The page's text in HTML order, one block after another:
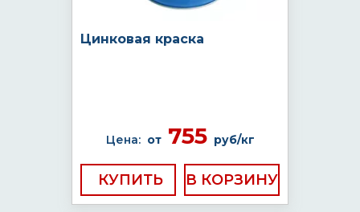
Цинковая краска
Цена: от755 руб/кг
КУПИТЬ